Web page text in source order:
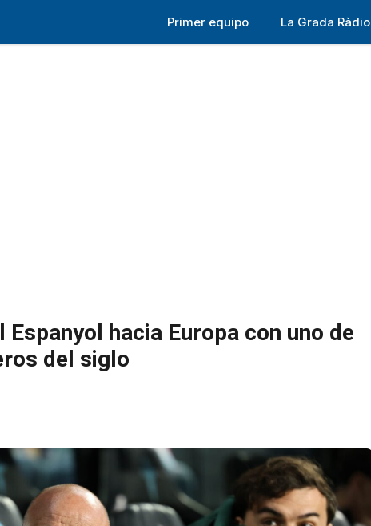
Primer equipo La Grada Ràdio
hacia Europa con uno de
del siglo